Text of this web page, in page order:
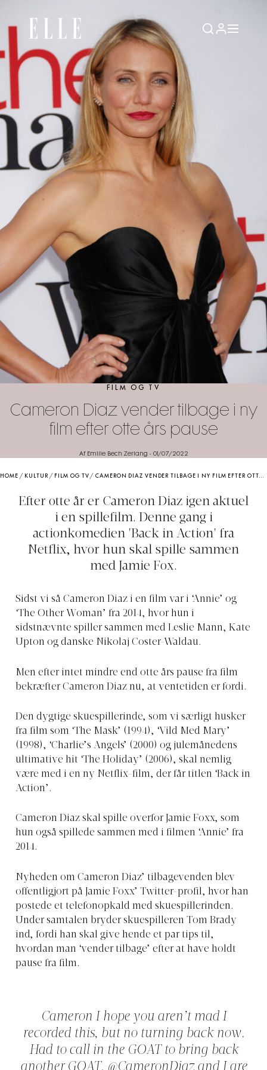
FILM OG TV
Cameron Diaz vender tilbage i ny
film efter otte års pause
Af Emilie Bech Zerlang - 01/07/2022
HOME / KULTUR/ FILM OG TV /CAMERON DIAZ VENDER TILBAGE I NY FILM EFTER OTTE ÅRS PAUSE
Efter otte år er Cameron Diaz igen aktuel
i en spillefilm. Denne gang i
actionkomedien 'Back in Action' fra
Netflix, hvor hun skal spille sammen
med Jamie Fox.
Sidst vi så Cameron Diaz i en film var i ‘Annie’ og
‘The Other Woman’ fra 2014, hvor hun i
sidstnævnte spiller sammen med Leslie Mann, Kate
Upton og danske Nikolaj Coster-Waldau.
Men efter intet mindre end otte års pause fra film
bekræfter Cameron Diaz nu, at ventetiden er fordi.
Den dygtige skuespillerinde, som vi særligt husker
fra film som ‘The Mask’ (1994), ‘Vild Med Mary’
(1998), ‘Charlie’s Angels’ (2000) og julemånedens
ultimative hit ‘The Holiday’ (2006), skal nemlig
være med i en ny Netflix-film, der får titlen ‘Back in
Action’.
Cameron Diaz skal spille overfor Jamie Foxx, som
hun også spillede sammen med i filmen ‘Annie’ fra
2014.
Nyheden om Cameron Diaz’ tilbagevenden blev
offentligjort på Jamie Foxx’ Twitter-profil, hvor han
postede et telefonopkald med skuespillerinden.
Under samtalen bryder skuespilleren Tom Brady
ind, fordi han skal give hende et par tips til,
hvordan man ‘vender tilbage’ efter at have holdt
pause fra film.
Cameron I hope you aren’t mad I
recorded this, but no turning back now.
Had to call in the GOAT to bring back